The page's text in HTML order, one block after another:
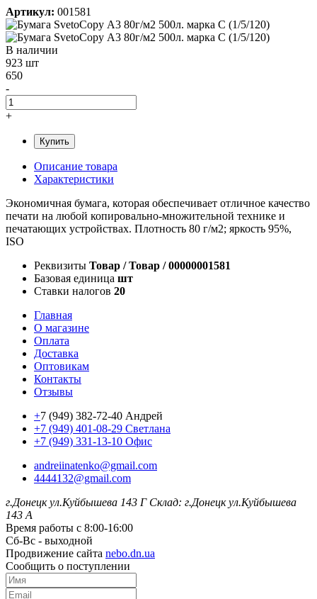
Артикул: 001581
В наличии
923 шт
650
-
+
Купить
Описание товара
Характеристики
Экономичная бумага, которая обеспечивает отличное качество
печати на любой копировально-множительной технике и
печатающих устройствах. Плотность 80 г/м2; яркость 95%,
ISO
Реквизиты Товар / Товар / 00000001581
Базовая единица шт
Ставки налогов 20
Главная
О магазине
Оплата
Доставка
Оптовикам
Контакты
Отзывы
+7 (949) 382-72-40 Андрей
+7 (949) 401-08-29 Светлана
+7 (949) 331-13-10 Офис
andreiinatenko@gmail.com
4444132@gmail.com
г.Донецк ул.Куйбышева 143 Г Склад: г.Донецк ул.Куйбышева
143 А
Время работы с 8:00-16:00
Сб-Вс - выходной
Продвижение сайта nebo.dn.ua
Сообщить о поступлении